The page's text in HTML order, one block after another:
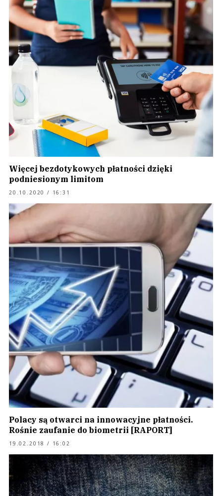
Więcej bezdotykowych płatności dzięki
podniesionym limitom
20.10.2020 / 16:31
Polacy są otwarci na innowacyjne płatności.
Rośnie zaufanie do biometrii [RAPORT]
19.02.2018 / 16:02